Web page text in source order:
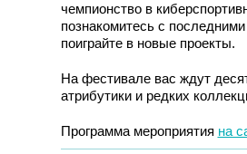
чемпионство в
познакомитесь с
поиграйте в новые проекты.
На фестивале вас ждут
атрибутики и редких
Программа мероприятия на